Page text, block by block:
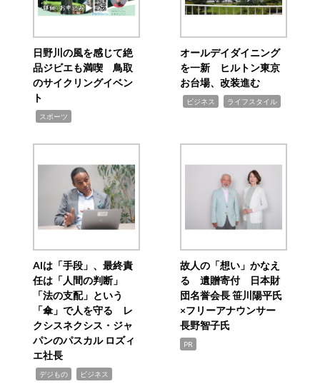
日野川の風を感じて絶
品ジビエも満喫 鳥取
のサイクリングイベン
ト
スポーツ
オールデイダイニング
を一新 ヒルトン東京
お台場、改装進む
ビジネス ライフスタイル
AIは「手段」、最終責
任は「人間の判断」
「法の支配」という
「傘」で人を守る レ
クシスネクシス・ジャ
パンのパスカル ロズィ
エ社長
デジもの ビジネス
故人の「想い」かなえ
る 遺贈寄付 日本財
団名誉会長 笹川陽平氏
×フリーアナウンサー
長野智子氏
PR